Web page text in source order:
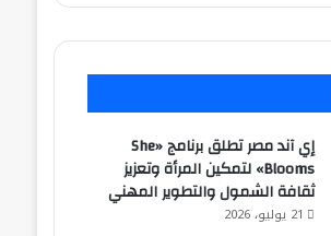
إي آند مصر تطلق برنامج «She
Blooms» لتمكين المرأة وتعزيز
ثقافة الشمول والتطوير المهني
21 يوليو، 2026